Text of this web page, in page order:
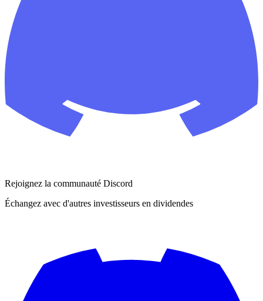
Rejoignez la communauté Discord
Échangez avec d'autres investisseurs en dividendes